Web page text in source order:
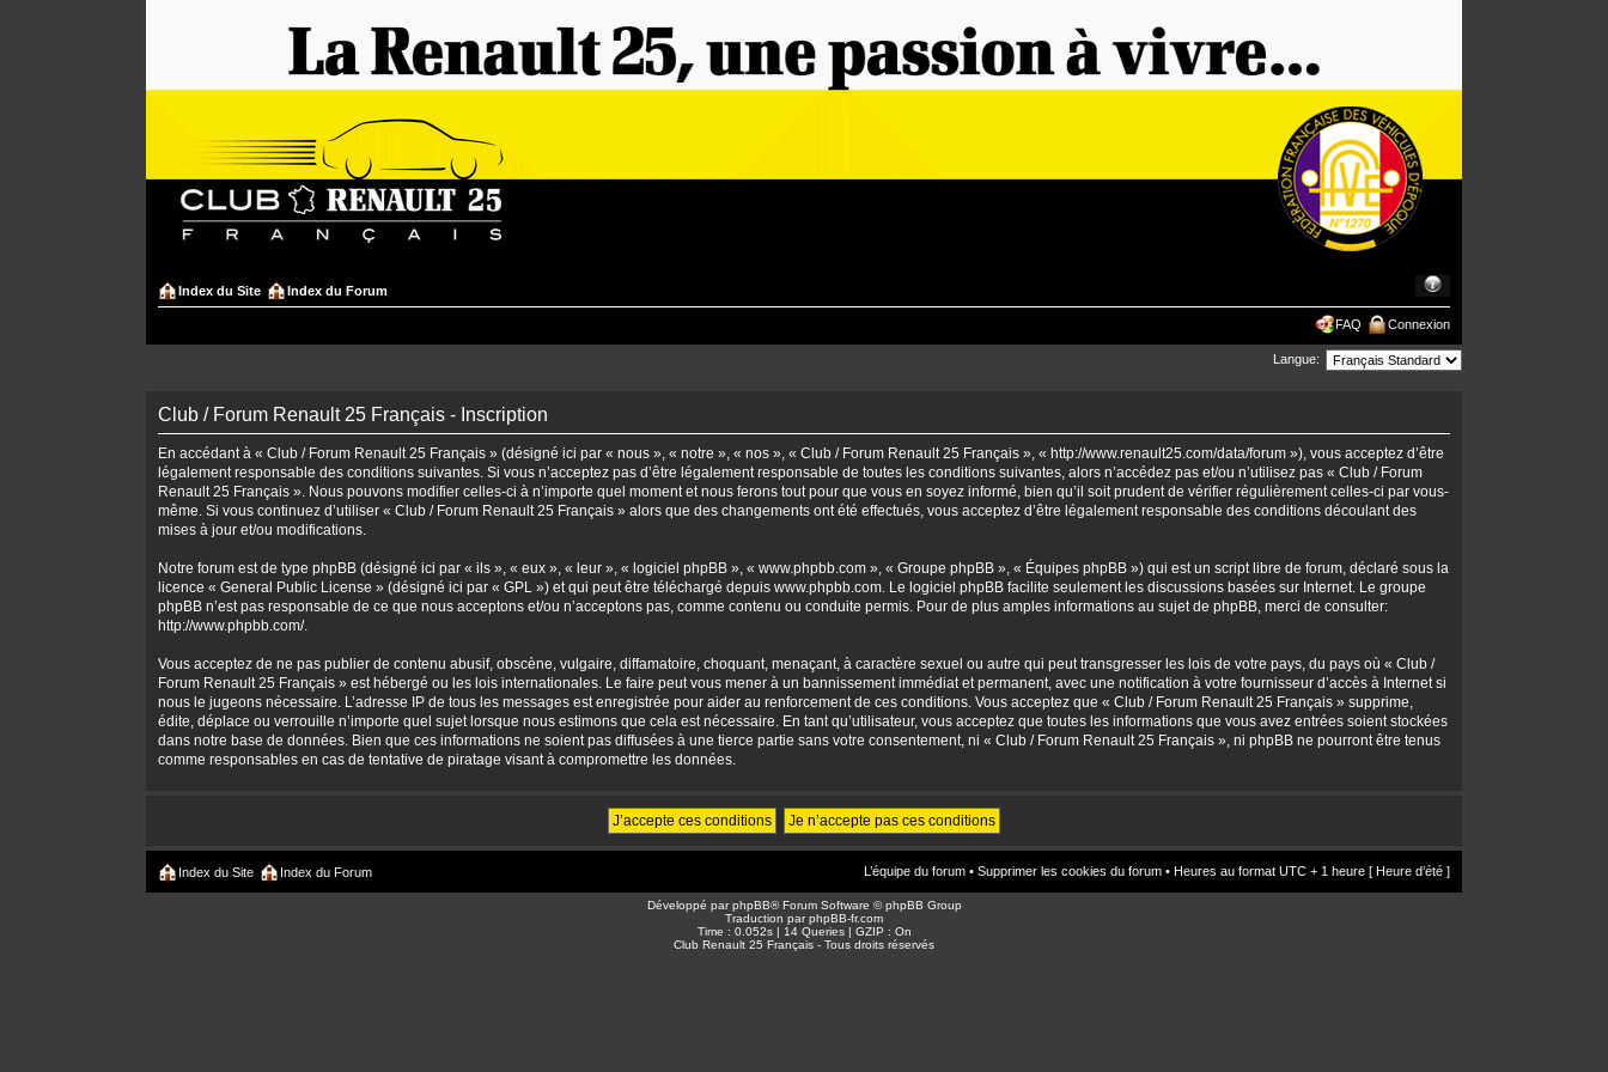
Index du Site Index du Forum
FAQ Connexion
Langue:
Club / Forum Renault 25 Français - Inscription
En accédant à « Club / Forum Renault 25 Français » (désigné ici par « nous », « notre », « nos », « Club / Forum Renault 25 Français », « http://www.renault25.com/data/forum »), vous acceptez d’être
légalement responsable des conditions suivantes. Si vous n’acceptez pas d’être légalement responsable de toutes les conditions suivantes, alors n’accédez pas et/ou n’utilisez pas « Club / Forum
Renault 25 Français ». Nous pouvons modifier celles-ci à n’importe quel moment et nous ferons tout pour que vous en soyez informé, bien qu’il soit prudent de vérifier régulièrement celles-ci par vous-
même. Si vous continuez d’utiliser « Club / Forum Renault 25 Français » alors que des changements ont été effectués, vous acceptez d’être légalement responsable des conditions découlant des
mises à jour et/ou modifications.
Notre forum est de type phpBB (désigné ici par « ils », « eux », « leur », « logiciel phpBB », « www.phpbb.com », « Groupe phpBB », « Équipes phpBB ») qui est un script libre de forum, déclaré sous la
licence « General Public License » (désigné ici par « GPL ») et qui peut être téléchargé depuis www.phpbb.com . Le logiciel phpBB facilite seulement les discussions basées sur Internet. Le groupe
phpBB n’est pas responsable de ce que nous acceptons et/ou n’acceptons pas, comme contenu ou conduite permis. Pour de plus amples informations au sujet de phpBB, merci de consulter:
http://www.phpbb.com/.
Vous acceptez de ne pas publier de contenu abusif, obscène, vulgaire, diffamatoire, choquant, menaçant, à caractère sexuel ou autre qui peut transgresser les lois de votre pays, du pays où « Club /
Forum Renault 25 Français » est hébergé ou les lois internationales. Le faire peut vous mener à un bannissement immédiat et permanent, avec une notification à votre fournisseur d’accès à Internet si
nous le jugeons nécessaire. L’adresse IP de tous les messages est enregistrée pour aider au renforcement de ces conditions. Vous acceptez que « Club / Forum Renault 25 Français » supprime,
édite, déplace ou verrouille n’importe quel sujet lorsque nous estimons que cela est nécessaire. En tant qu’utilisateur, vous acceptez que toutes les informations que vous avez entrées soient stockées
dans notre base de données. Bien que ces informations ne soient pas diffusées à une tierce partie sans votre consentement, ni « Club / Forum Renault 25 Français », ni phpBB ne pourront être tenus
comme responsables en cas de tentative de piratage visant à compromettre les données.
Index du Site Index du Forum L’équipe du forum • Supprimer les cookies du forum • Heures au format UTC + 1 heure [ Heure d’été ]
Développé parphpBB® Forum Software © phpBB Group
Traduction parphpBB-fr.com
Time : 0.052s | 14 Queries | GZIP : On
Club Renault 25 Français - Tous droits réservés